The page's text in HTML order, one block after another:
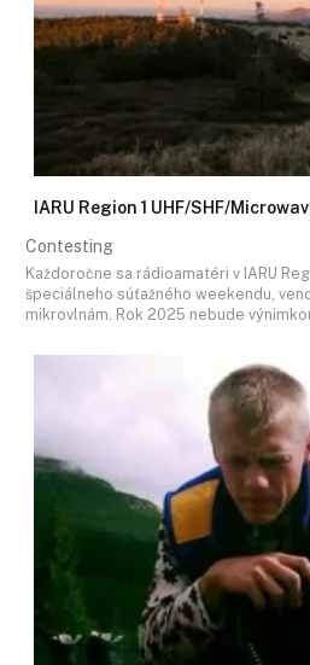
IARU Region 1 UHF/SHF/
Contesting
Každoročne sa rádioamatéri v IARU
špeciálneho súťažného weekendu,
mikrovlnám. Rok 2025 nebude